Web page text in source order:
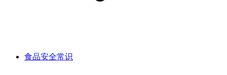
食品安全常识